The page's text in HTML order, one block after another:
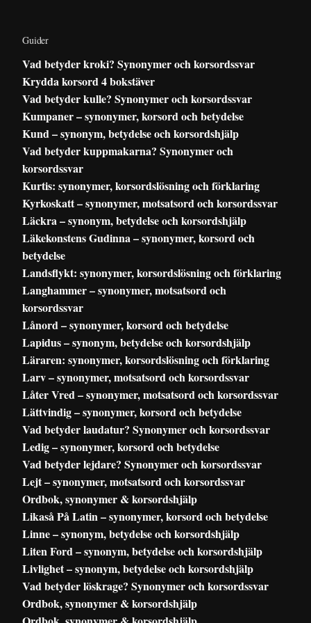
Guider
Vad betyder kroki? Synonymer och korsordssvar
Krydda korsord 4 bokstäver
Vad betyder kulle? Synonymer och korsordssvar
Kumpaner – synonymer, korsord och betydelse
Kund – synonym, betydelse och korsordshjälp
Vad betyder kuppmakarna? Synonymer och
korsordssvar
Kurtis: synonymer, korsordslösning och förklaring
Kyrkoskatt – synonymer, motsatsord och korsordssvar
Läckra – synonym, betydelse och korsordshjälp
Läkekonstens Gudinna – synonymer, korsord och
betydelse
Landsflykt: synonymer, korsordslösning och förklaring
Langhammer – synonymer, motsatsord och
korsordssvar
Lånord – synonymer, korsord och betydelse
Lapidus – synonym, betydelse och korsordshjälp
Läraren: synonymer, korsordslösning och förklaring
Larv – synonymer, motsatsord och korsordssvar
Låter Vred – synonymer, motsatsord och korsordssvar
Lättvindig – synonymer, korsord och betydelse
Vad betyder laudatur? Synonymer och korsordssvar
Ledig – synonymer, korsord och betydelse
Vad betyder lejdare? Synonymer och korsordssvar
Lejt – synonymer, motsatsord och korsordssvar
Ordbok, synonymer & korsordshjälp
Likaså På Latin – synonymer, korsord och betydelse
Linne – synonym, betydelse och korsordshjälp
Liten Ford – synonym, betydelse och korsordshjälp
Livlighet – synonym, betydelse och korsordshjälp
Vad betyder löskrage? Synonymer och korsordssvar
Ordbok, synonymer & korsordshjälp